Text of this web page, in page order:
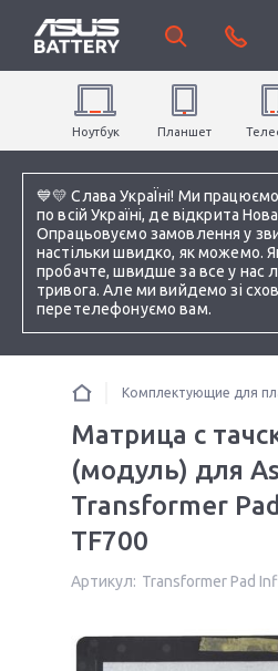
💙💛 Слава УкраЇні! Ми
по всій Україні, де відкрита
Опрацьовуємо замовлення у
настільки швидко, як можемо.
пробачте, швидше за все у нас
тривога. Але ми вийдемо зі
перетелефонуємо вам.
Ноутбук Планшет
Комплектующие для
Матрица с
(модуль) для
Transformer
TF700
Артикул: Transformer Pad